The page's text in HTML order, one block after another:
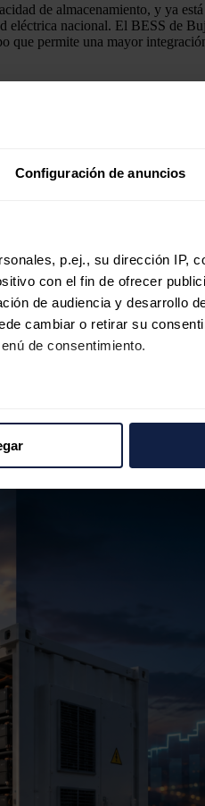
Configuración de anuncios
p.ej., su dirección IP,
con el fin de ofrecer
de audiencia y desarrollo
cambiar o retirar su
de consentimiento.
de almacenamiento, y ya
nacional. El BESS de
permite una mayor
los cuales aproximadamente
donde el almacenamiento de
de sistemas eléctricos más
del litio
para el